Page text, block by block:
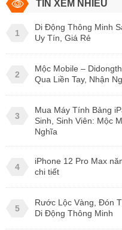
TIN XEM NHIỀU
1
Di Động Thông Minh
Uy Tín, Giá Rẻ
2
Mộc Mobile –
Qua Liền Tay, Nhận
3
Mua Máy Tính Bảng
Sinh, Sinh Viên: Mộc
Nghĩa
4
iPhone 12 Pro Max
chi tiết
5
Rước Lộc Vàng, Đón
Di Động Thông Minh